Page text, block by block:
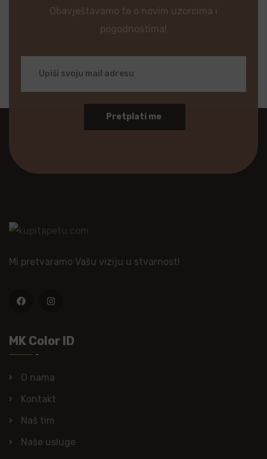
Obavještavamo te o novim uzorcima i
pogodnostima!
Pretplati me
Mi pretvaramo Vašu viziju u stvarnost!
MK Color ID
O nama
Kontakt
Naš tim
Naše usluge